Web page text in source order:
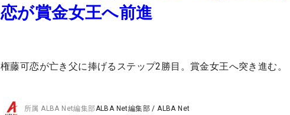
恋が賞金女王へ前進
権藤可恋が亡き父に捧げるステップ2勝目。賞金女王へ突き進む。
所属ALBA Net編集部ALBA Net編集部 /ALBA Net